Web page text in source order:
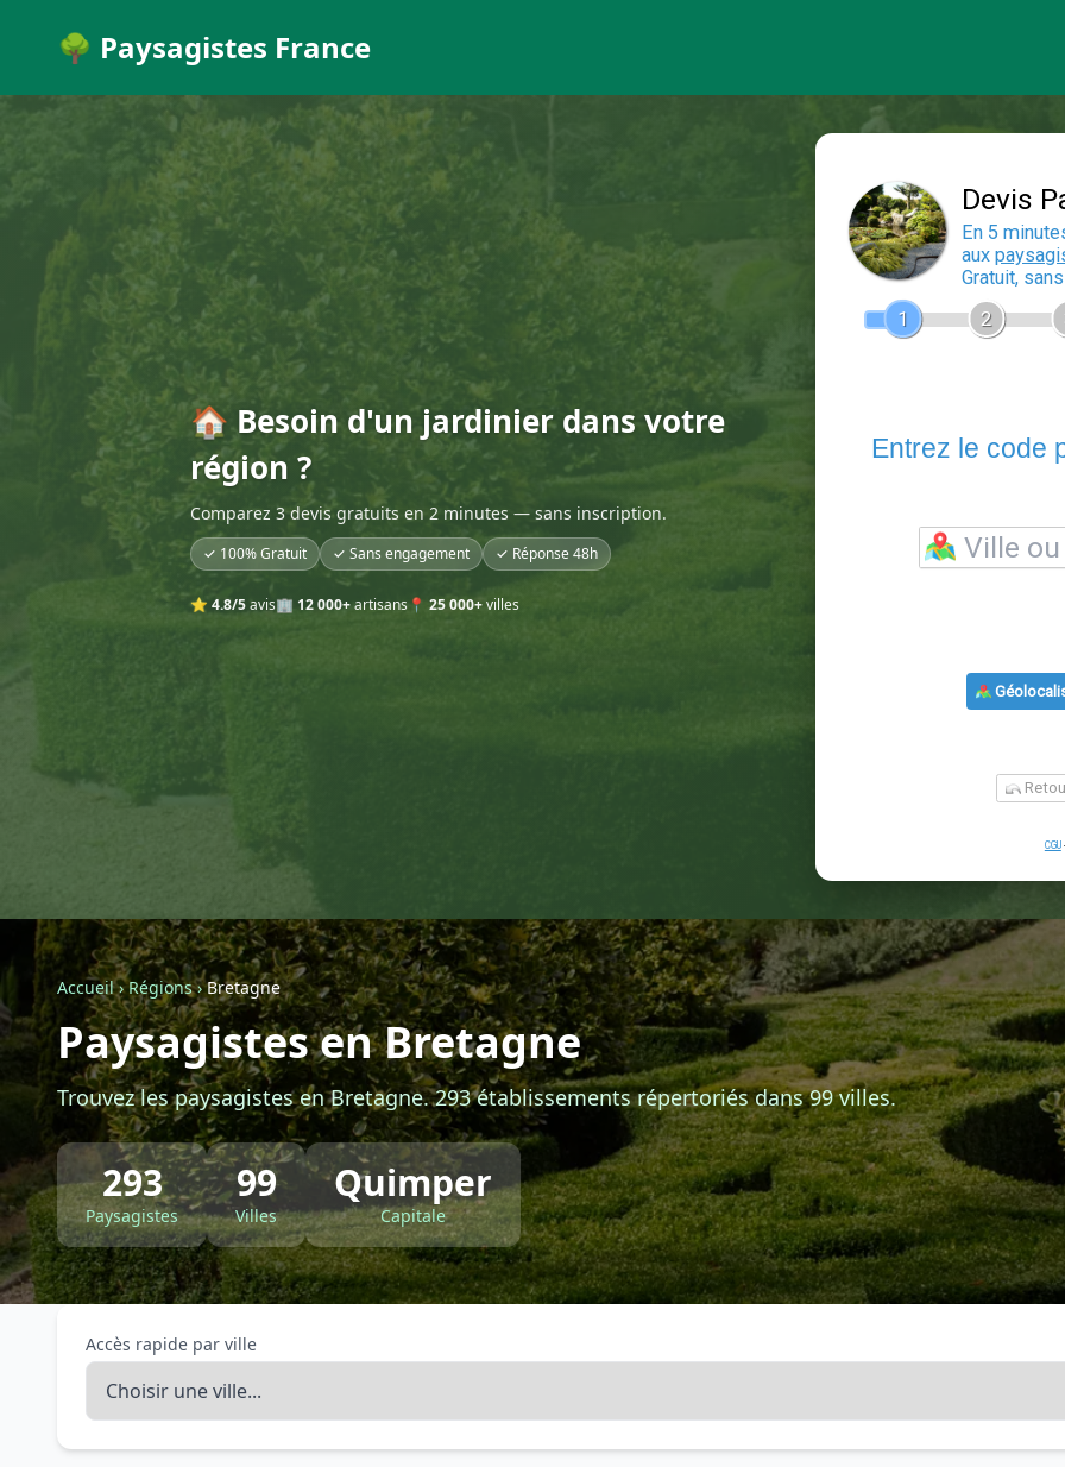
🌳 Paysagistes France
🏠 Besoin d'un jardinier dans votre
région ?
Comparez 3 devis gratuits en 2 minutes — sans inscription.
✓ 100% Gratuit ✓ Sans engagement ✓ Réponse 48h
⭐ 4.8/5avis🏢 12 000+artisans 📍 25 000+villes
Accueil›Régions›Bretagne
Paysagistes en Bretagne
Trouvez les paysagistes en Bretagne. 293 établissements répertoriés dans 99 villes.
293
Paysagistes
99
Villes
Quimper
Capitale
Accès rapide par ville